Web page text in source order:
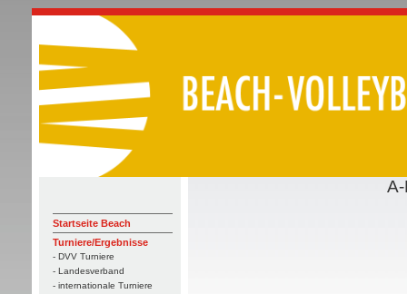
Startseite Beach
Turniere/Ergebnisse
- DVV Turniere
- Landesverband
- internationale Turniere